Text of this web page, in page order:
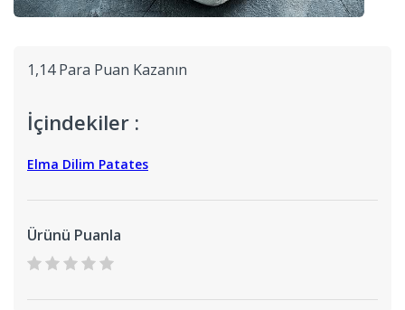
1,14 Para Puan Kazanın
İçindekiler :
Elma Dilim Patates
Ürünü Puanla